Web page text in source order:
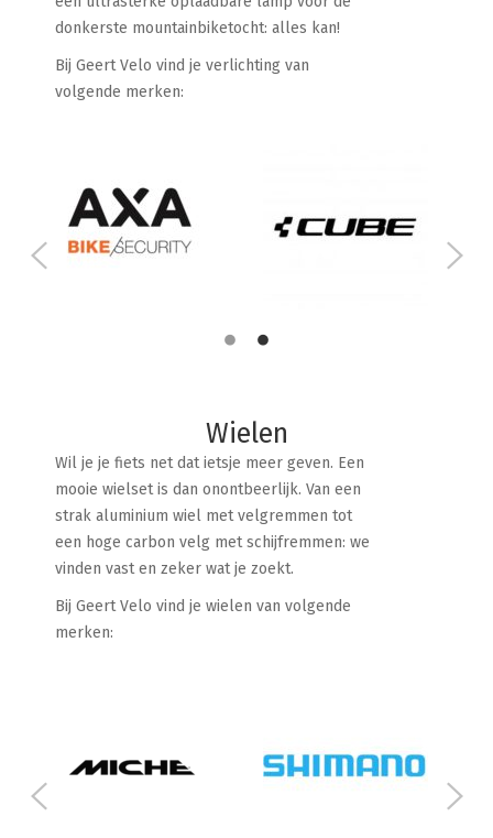
donkerste mountainbiketocht: alles kan!
Bij Geert Velo vind je verlichting van
volgende merken:
Wielen
Wil je je fiets net dat ietsje meer geven. Een
mooie wielset is dan onontbeerlijk. Van een
strak aluminium wiel met velgremmen tot
een hoge carbon velg met schijfremmen: we
vinden vast en zeker wat je zoekt.
Bij Geert Velo vind je wielen van volgende
merken: